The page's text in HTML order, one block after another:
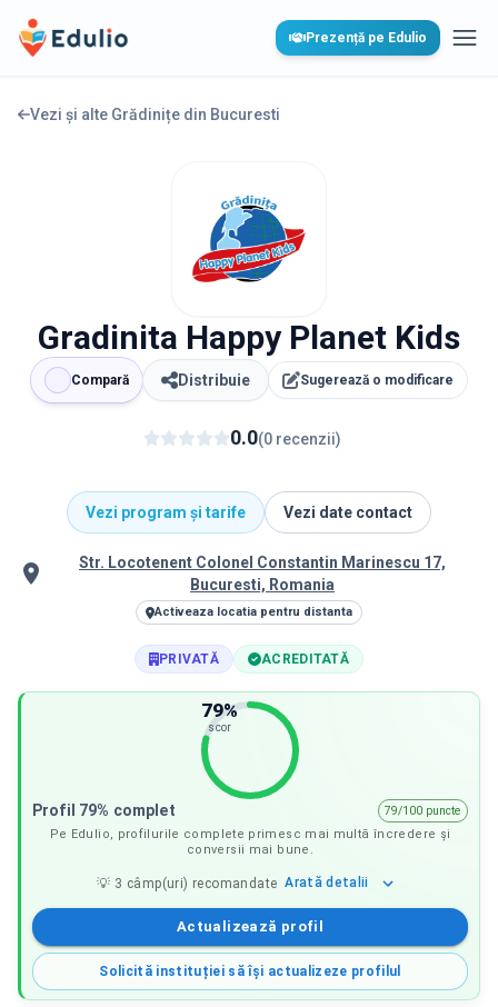
Edulio Prezență pe Edulio
Vezi și alte Grădinițe din Bucuresti
Gradinita Happy Planet Kids
Compară Distribuie Sugerează o modificare
0.0(0 recenzii)
Vezi program și tarife Vezi date contact
Str. Locotenent Colonel Constantin Marinescu 17,
Bucuresti, Romania
Activeaza locatia pentru distanta
PRIVATĂ ACREDITATĂ
79%
scor
Profil 79% complet
79/100 puncte
Pe Edulio, profilurile complete primesc mai multă încredere și
conversii mai bune.
💡 3 câmp(uri) recomandate Arată detalii
Actualizează profil
Solicită instituției să își actualizeze profilul